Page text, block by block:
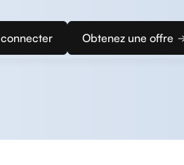
Obtenez une offre